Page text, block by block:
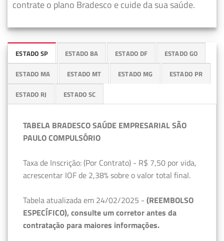
contrate o plano Bradesco e cuide da sua saúde.
ESTADO SP ESTADO BA ESTADO DF ESTADO GO
ESTADO MA ESTADO MT ESTADO MG ESTADO PR
ESTADO RJ ESTADO SC
TABELA BRADESCO SAÚDE EMPRESARIAL SÃO
PAULO COMPULSÓRIO
Taxa de Inscrição: (Por Contrato) - R$ 7,50 por vida,
acrescentar IOF de 2,38% sobre o valor total final.
Tabela atualizada em 24/02/2025 - (REEMBOLSO
ESPECÍFICO), consulte um corretor antes da
contratação para maiores informações.